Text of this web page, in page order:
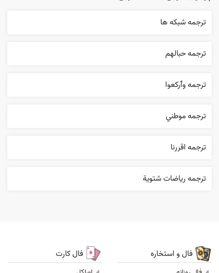
ترجمه شبکه ها
ترجمه حبالهم
ترجمه وٱرکعوا
ترجمه موطني
ترجمه اقررنا
ترجمه رياضات شتوية
فال و استخاره فال کارت